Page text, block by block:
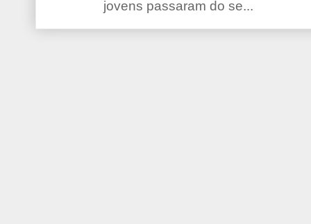
jovens passaram do se...